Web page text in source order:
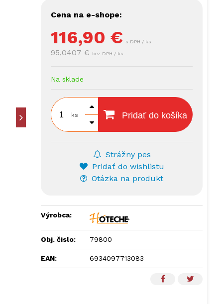
Cena na e-shope:
116,90 € s DPH / ks
95,0407 € bez DPH / ks
Na sklade
ks Pridať do košíka
Strážny pes
Pridať do wishlistu
Otázka na produkt
Výrobca:
Obj. čislo: 79800
EAN: 6934097713083